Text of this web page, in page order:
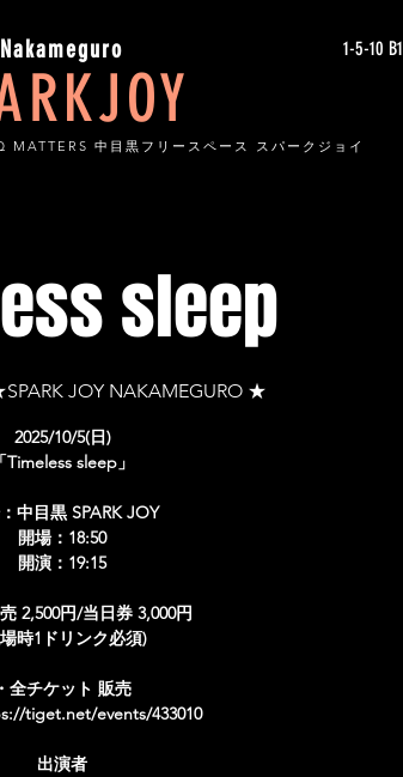
1-5-10
Nakameguro
中目黒フリースペース スパークジョイ
sleep
JOY NAKAMEGURO ★
2025/10/5(日)
「Timeless sleep」
中目黒 SPARK JOY
開場：18:50
開演：19:15
2,500円/当日券 3,000円
時1ドリンク必須)
・全チケット 販売
tiget.net/events/433010
出演者